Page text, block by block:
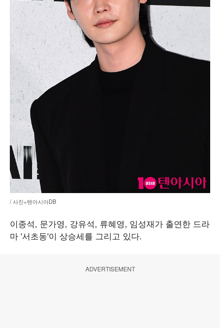
/ 사진=텐아시아DB
이종석, 문가영, 강유석, 류혜영, 임성재가 출연한 드라
마 '서초동'이 상승세를 그리고 있다.
ADVERTISEMENT